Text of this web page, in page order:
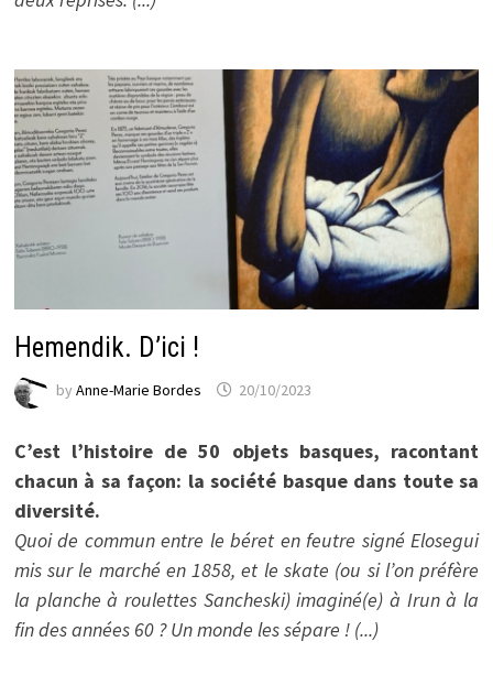
Hemendik. D’ici !
by Anne-Marie Bordes 20/10/2023
C’est l’histoire de 50 objets basques, racontant
chacun à sa façon: la société basque dans toute sa
diversité.
Quoi de commun entre le béret en feutre signé Elosegui
mis sur le marché en 1858, et le skate (ou si l’on préfère
la planche à roulettes Sancheski) imaginé(e) à Irun à la
fin des années 60 ? Un monde les sépare ! (...)